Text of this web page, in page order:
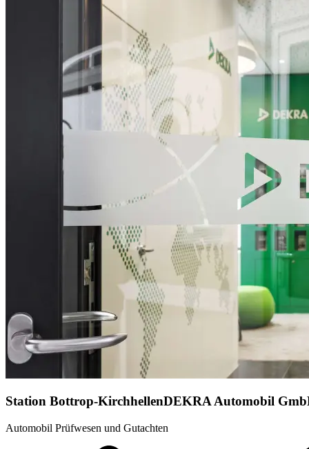
Station Bottrop-KirchhellenDEKRA Automobil
Automobil Prüfwesen und Gutachten